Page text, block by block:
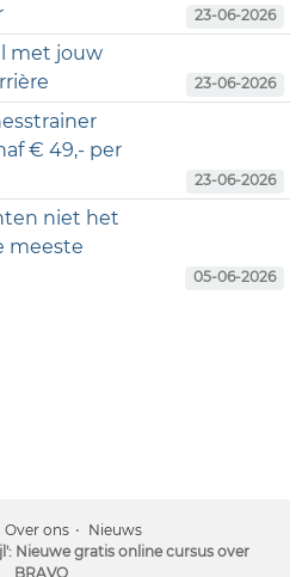
23-06-2026
met jouw
23-06-2026
€ 49,- per
23-06-2026
niet het
meeste
05-06-2026
Over ons
Nieuws
Nieuwe gratis online cursus over
BRAVO